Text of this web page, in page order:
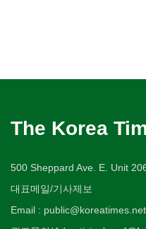
The Korea
500 Sheppard Ave. E. Unit
대표메일/기사제보
Email : public@koreatimes.net